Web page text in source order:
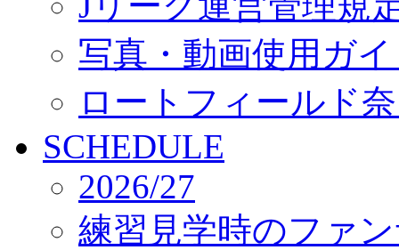
写真・動画使用ガ
ロートフィールド
SCHEDULE
2026/27
練習見学時のファ